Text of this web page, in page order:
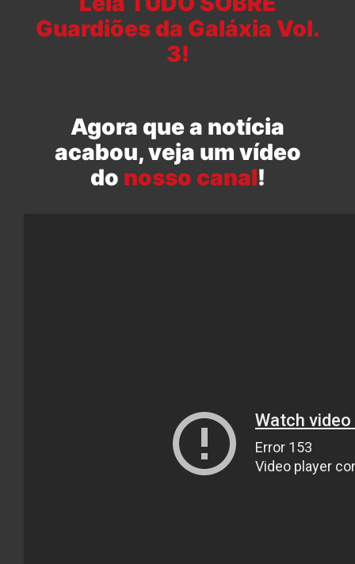
Guardiões da Galáxia Vol.
3!
Agora que a notícia
acabou, veja um vídeo
do nosso canal!